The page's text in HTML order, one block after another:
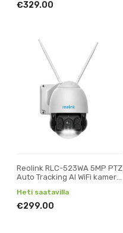
€329.00
Reolink RLC-523WA 5MP PTZ
Auto Tracking AI WiFi kamera
Heti saatavilla
€299.00